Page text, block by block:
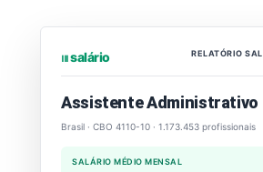
⏐⏐⏐ salário RELATÓRIO
Assistente Administrativo
Brasil · CBO 4110-10 · 1.173.453 profissionais
SALÁRIO MÉDIO MENSAL